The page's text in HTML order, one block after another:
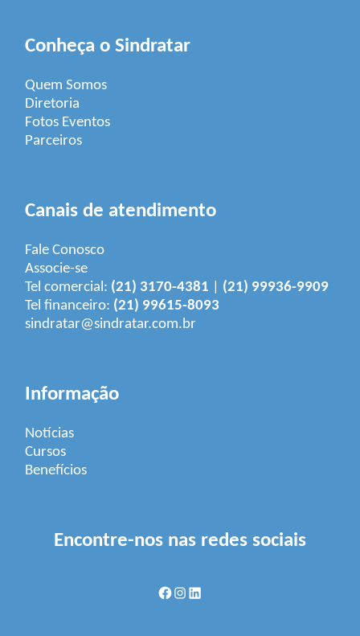
Conheça o Sindratar
Quem Somos
Diretoria
Fotos Eventos
Parceiros
Canais de atendimento
Fale Conosco
Associe-se
Tel comercial: (21) 3170-4381
(21) 99936-9909
Tel financeiro: (21) 99615-8093
sindratar@sindratar.com.br
Informação
Notícias
Cursos
Benefícios
Encontre-nos nas redes sociais
Facebook
Instagram
LinkedIn